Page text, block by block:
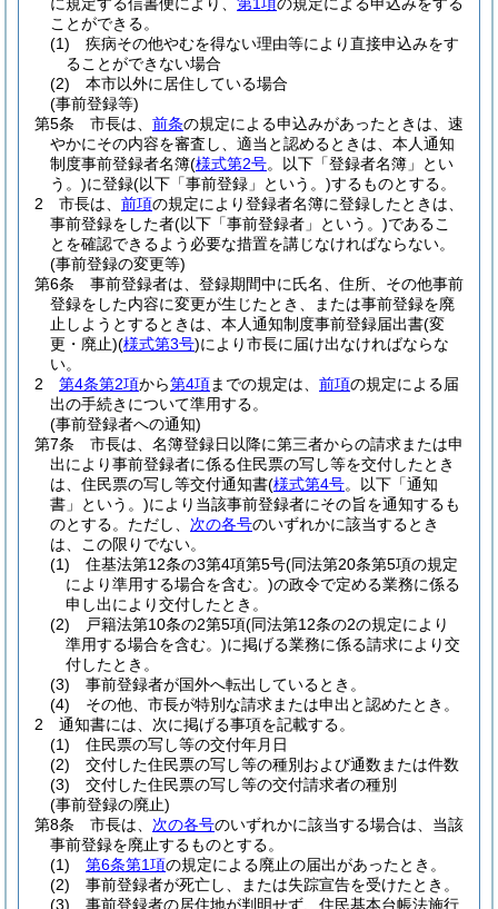
ことができる。
(1)
疾病その他やむを得ない理由等により直接申込みをす
ることができない場合
(2)
本市以外に居住している場合
(事前登録等)
第5条
市長は、 前条の規定による申込みがあったときは、速
やかにその内容を審査し、適当と認めるときは、本人通知
制度事前登録者名簿(様式第2号。以下「登録者名簿」とい
う。)に登録(以下「事前登録」という。)するものとする。
2
市長は、 前項の規定により登録者名簿に登録したときは、
事前登録をした者(以下「事前登録者」という。)であるこ
とを確認できるよう必要な措置を講じなければならない。
(事前登録の変更等)
第6条
事前登録者は、登録期間中に氏名、住所、その他事前
登録をした内容に変更が生じたとき、または事前登録を廃
止しようとするときは、本人通知制度事前登録届出書(変
更・廃止)(様式第3号)により市長に届け出なければならな
い。
2
第4条第2項から第4項までの規定は、 前項の規定による届
出の手続きについて準用する。
(事前登録者への通知)
第7条
市長は、名簿登録日以降に第三者からの請求または申
出により事前登録者に係る住民票の写し等を交付したとき
は、住民票の写し等交付通知書(様式第4号。以下「通知
書」という。)により当該事前登録者にその旨を通知するも
のとする。 ただし、 次の各号のいずれかに該当するとき
は、この限りでない。
(1)
住基法第12条の3第4項第5号(同法第20条第5項の規定
により準用する場合を含む。)の政令で定める業務に係る
申し出により交付したとき。
(2)
戸籍法第10条の2第5項(同法第12条の2の規定により
準用する場合を含む。)に掲げる業務に係る請求により交
付したとき。
(3)
事前登録者が国外へ転出しているとき。
(4)
その他、市長が特別な請求または申出と認めたとき。
2
通知書には、次に掲げる事項を記載する。
(1)
住民票の写し等の交付年月日
(2)
交付した住民票の写し等の種別および通数または件数
(3)
交付した住民票の写し等の交付請求者の種別
(事前登録の廃止)
第8条
市長は、 次の各号のいずれかに該当する場合は、当該
事前登録を廃止するものとする。
(1)
第6条第1項の規定による廃止の届出があったとき。
(2)
事前登録者が死亡し、または失踪宣告を受けたとき。
(3)
事前登録者の居住地が判明せず、住民基本台帳法施行